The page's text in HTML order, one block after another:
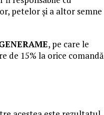
petelor și a altor semne
, pe care le
de 15% la orice comandă